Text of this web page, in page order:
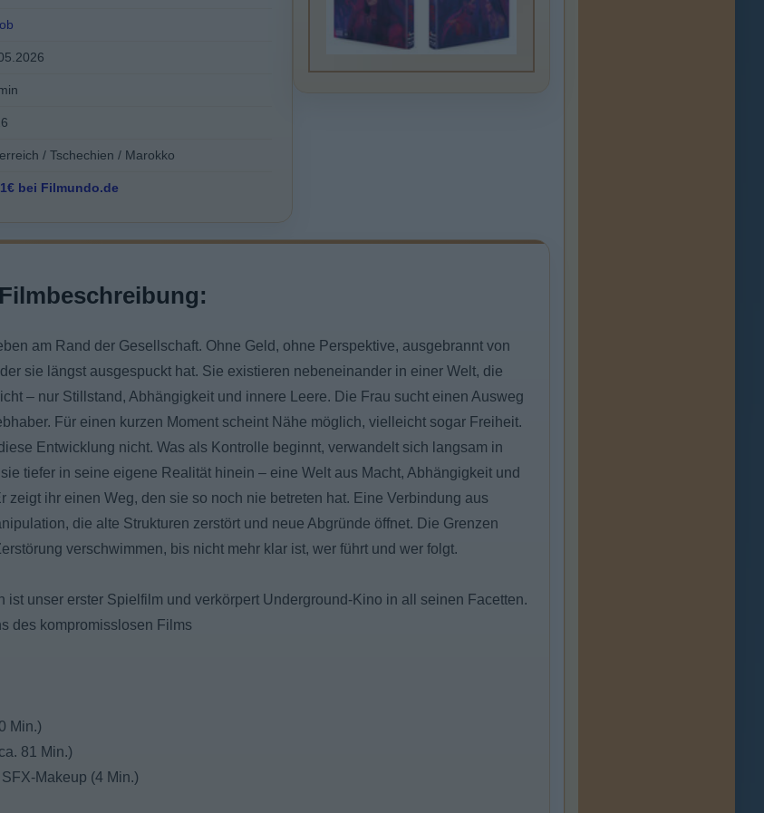
/ Tschechien / Marokko
bei Filmundo.de
am Rand der Gesellschaft. Ohne Geld, ohne Perspektive, ausgebrannt von
sie längst ausgespuckt hat. Sie existieren nebeneinander in einer Welt, die
– nur Stillstand, Abhängigkeit und innere Leere. Die Frau sucht einen Ausweg
Für einen kurzen Moment scheint Nähe möglich, vielleicht sogar Freiheit.
Entwicklung nicht. Was als Kontrolle beginnt, verwandelt sich langsam in
tiefer in seine eigene Realität hinein – eine Welt aus Macht, Abhängigkeit und
zeigt ihr einen Weg, den sie so noch nie betreten hat. Eine Verbindung aus
die alte Strukturen zerstört und neue Abgründe öffnet. Die Grenzen
verschwimmen, bis nicht mehr klar ist, wer führt und wer folgt.
ist unser erster Spielfilm und verkörpert Underground-Kino in all seinen Facetten.
des kompromisslosen Films
Min.)
81 Min.)
Makeup (4 Min.)